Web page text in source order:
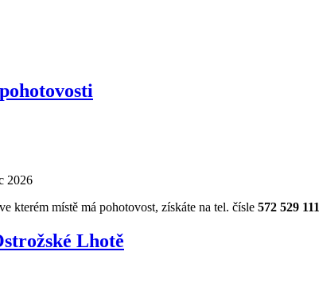
2026
kterém místě má pohotovost, získáte na tel. čísle 572 529 111
Lhotě